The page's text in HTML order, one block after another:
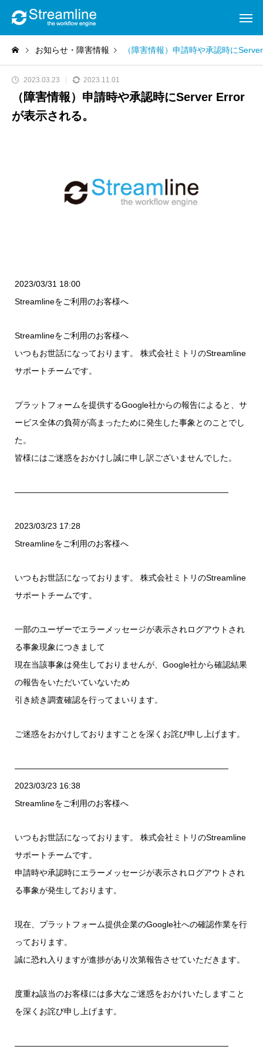
お知らせ・障害情報 （障害情報）申請時や承認時に
2023.03.23 2023.11.01
（障害情報）申請時や承認時にServer Error
が表示される。
2023/03/31 18:00
Streamlineをご利用のお客様へ
Streamlineをご利用のお客様へ
いつもお世話になっております。 株式会社ミトリのStreamline
サポートチームです。
プラットフォームを提供するGoogle社からの報告によると、サ
ービス全体の負荷が高まったために発生した事象とのことでし
た。
皆様にはご迷惑をおかけし誠に申し訳ございませんでした。
——————————————————————————
2023/03/23 17:28
Streamlineをご利用のお客様へ
いつもお世話になっております。 株式会社ミトリのStreamline
サポートチームです。
一部のユーザーでエラーメッセージが表示されログアウトされ
る事象現象につきまして
現在当該事象は発生しておりませんが、Google社から確認結果
の報告をいただいていないため
引き続き調査確認を行ってまいります。
ご迷惑をおかけしておりますことを深くお詫び申し上げます。
——————————————————————————
2023/03/23 16:38
Streamlineをご利用のお客様へ
いつもお世話になっております。 株式会社ミトリのStreamline
サポートチームです。
申請時や承認時にエラーメッセージが表示されログアウトされ
る事象が発生しております。
現在、プラットフォーム提供企業のGoogle社への確認作業を行
っております。
誠に恐れ入りますが進捗があり次第報告させていただきます。
度重ね該当のお客様には多大なご迷惑をおかけいたしますこと
を深くお詫び申し上げます。
——————————————————————————